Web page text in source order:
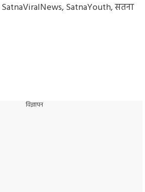
SatnaViralNews,SatnaYouth,सतना
विज्ञापन